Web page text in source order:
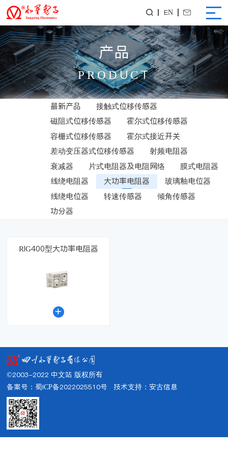
 EN 
产品
PRODUCT
最新产品
接触式位移传感器
磁阻式位移传感器
霍尔式位移传感器
容栅式位移传感器
霍尔式接近开关
差动变压器式位移传感器
射频电阻器
衰减器
片式电阻器及电阻网络
膜式电阻器
线绕电阻器
大功率电阻器
玻璃釉电位器
线绕电位器
转速传感器
倾角传感器
功分器
RIG400型大功率电阻器

©2003-2022 中文站 版权所有
备案号：蜀ICP备2022025510号 技术支持： 安古信息